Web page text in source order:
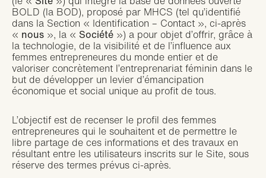
Nous rejoindre
Masterclass Bold
Charte de
Collaboration
BOLD (la BOD), proposé par MHCS (tel qu’identifié
dans la Section « Identification – Contact », ci-après
« nous », la « Société ») a pour objet d’offrir, grâce à
la technologie, de la visibilité et de l’influence aux
femmes entrepreneures du monde entier et de
valoriser concrètement l’entreprenariat féminin dans le
but de développer un levier d’émancipation
économique et social unique au profit de tous.
L’objectif est de recenser le profil des femmes
entrepreneures qui le souhaitent et de permettre le
libre partage de ces informations et des travaux en
résultant entre les utilisateurs inscrits sur le Site, sous
réserve des termes prévus ci-après.